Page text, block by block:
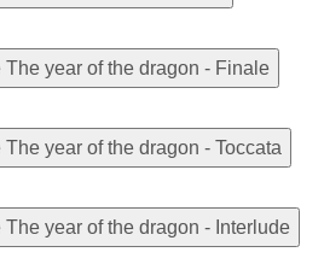
year of the dragon - Finale
year of the dragon - Toccata
year of the dragon - Interlude